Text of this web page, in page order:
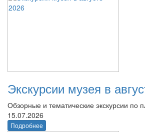
Экскурсии музея в
Обзорные и тематические экскурсии по
15.07.2026
Подробнее